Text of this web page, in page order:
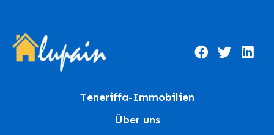
Teneriffa-Immobilien
Über uns